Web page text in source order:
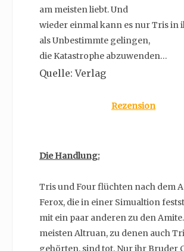
am meisten liebt. Und
wieder einmal kann es nur Tris in
als Unbestimmte gelingen,
die Katastrophe abzuwenden…
Quelle: Verlag
Rezension
Die Handlung:
Tris und Four flüchten nach dem
Ferox, die in einer Simualtion
mit ein paar anderen zu den
meisten Altruan, zu denen auch
gehörten, sind tot. Nur ihr Bruder